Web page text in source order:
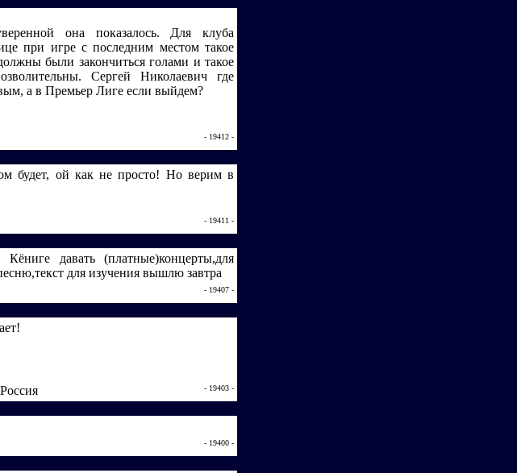
она показалось. Для клуба
при игре с последним местом такое
были закончиться голами и такое
Сергей Николаевич где
а в Премьер Лиге если выйдем?
- 19412 -
будет, ой как не просто! Но верим в
- 19411 -
давать (платные)концерты,для
для изучения вышлю завтра
- 19407 -
- 19403 -
- 19400 -